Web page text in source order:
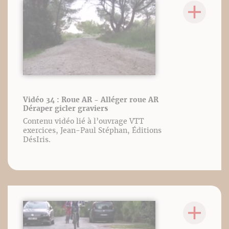
Vidéo 34 : Roue AR - Alléger roue AR
Déraper gicler graviers
Contenu vidéo lié à l’ouvrage VTT
exercices, Jean-Paul Stéphan, Éditions
DésIris.